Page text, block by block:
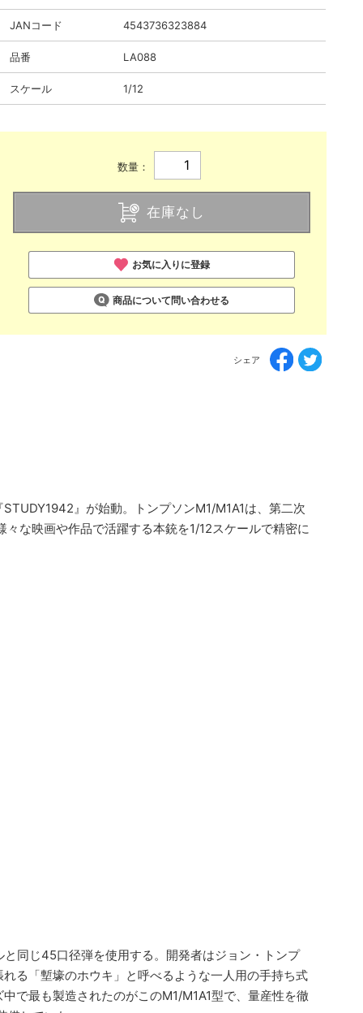
JANコード 4543736323884
品番 LA088
スケール 1/12
数量：
在庫なし
お気に入りに登録
商品について問い合わせる
シェア
』が始動。トンプソンM1/M1A1は、第二次
な映画や作品で活躍する本銃を1/12スケールで精密に
同じ45口径弾を使用する。開発者はジョン・トンプ
る「塹壕のホウキ」と呼べるような一人用の手持ち式
で最も製造されたのがこのM1/M1A1型で、量産性を徹